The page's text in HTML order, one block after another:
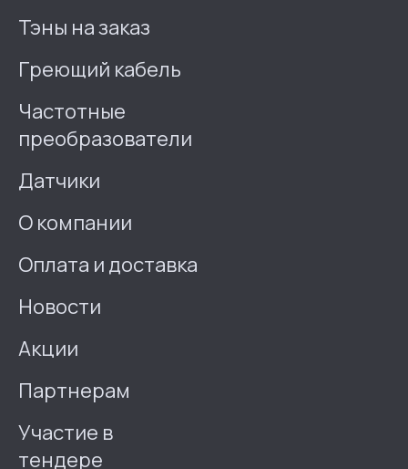
Тэны на заказ
Греющий кабель
Частотные
преобразователи
Датчики
О компании
Оплата и доставка
Новости
Акции
Партнерам
Участие в
тендере